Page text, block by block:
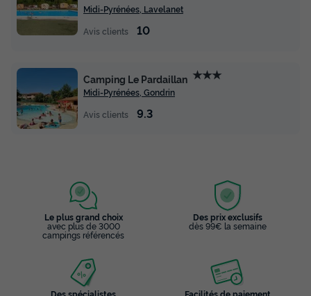
Midi-Pyrénées, Lavelanet
Avis clients
10
Camping Le Pardaillan ★★★
Midi-Pyrénées, Gondrin
Avis clients
9.3
Le plus grand choix
avec plus de 3000
campings référencés
Des prix exclusifs
dès 99€ la semaine
Des spécialistes Facilités de paiement